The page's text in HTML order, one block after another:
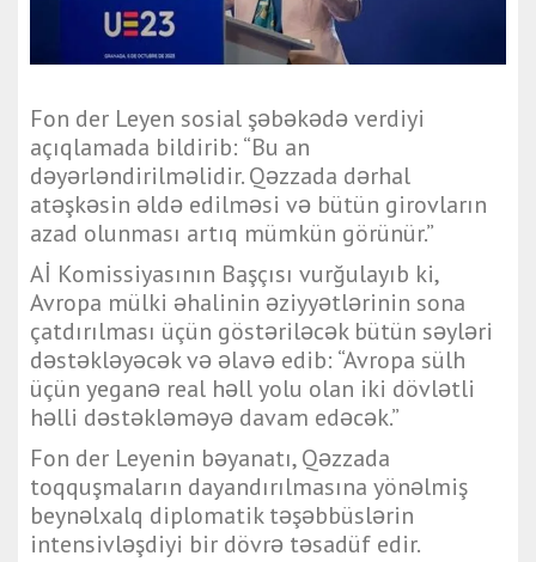
Fon der Leyen sosial şəbəkədə verdiyi
açıqlamada bildirib: “Bu an
dəyərləndirilməlidir. Qəzzada dərhal
atəşkəsin əldə edilməsi və bütün girovların
azad olunması artıq mümkün görünür.”
Aİ Komissiyasının Başçısı vurğulayıb ki,
Avropa mülki əhalinin əziyyətlərinin sona
çatdırılması üçün göstəriləcək bütün səyləri
dəstəkləyəcək və əlavə edib: “Avropa sülh
üçün yeganə real həll yolu olan iki dövlətli
həlli dəstəkləməyə davam edəcək.”
Fon der Leyenin bəyanatı, Qəzzada
toqquşmaların dayandırılmasına yönəlmiş
beynəlxalq diplomatik təşəbbüslərin
intensivləşdiyi bir dövrə təsadüf edir.